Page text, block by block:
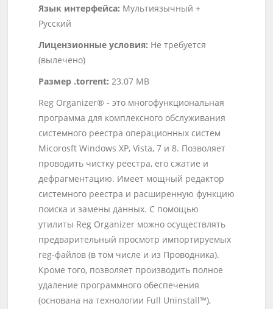
Язык интерфейса: Мультиязычный +
Русский
Лицензионные условия: Не требуется
(вылечено)
Размер .torrent: 23.07 MB
Reg Organizer® - это многофункциональная
программа для комплексного обслуживания
системного реестра операционных систем
Micorosft Windows XP, Vista, 7 и 8. Позволяет
проводить чистку реестра, его сжатие и
дефрагментацию. Имеет мощный редактор
системного реестра и расширенную функцию
поиска и замены данных. С помощью
утилиты Reg Organizer можно осуществлять
предварительный просмотр импортируемых
reg-файлов (в том числе и из Проводника).
Кроме того, позволяет производить полное
удаление программного обеспечения
(основана на технологии Full Uninstall™),